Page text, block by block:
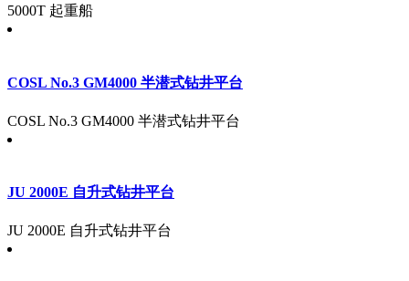
5000T 起重船
COSL No.3 GM4000 半潜式钻井平台
COSL No.3 GM4000 半潜式钻井平台
JU 2000E 自升式钻井平台
JU 2000E 自升式钻井平台